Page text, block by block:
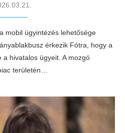
mobil ügyintézés lehetősége
érkezik Fótra, hogy a
hivatalos ügyeit. A mozgó
területén…